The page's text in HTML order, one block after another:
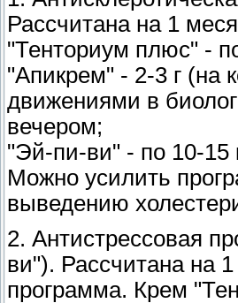
Рассчитана на 1
"Тенториум плюс" -
"Апикрем" - 2-3 г (на
движениями в
вечером;
"Эй-пи-ви" - по 10-15
Можно усилить
выведению
2. Антистрессовая
ви"). Рассчитана на
программа. Крем